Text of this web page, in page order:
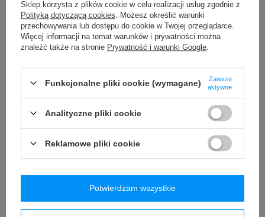
Najniższa cena produktu w
okresie 30 dni przed
wprowadzeniem obniżki:
119,99 zł -50%
PROMOCJA
SAXX DAYTRIPPER Boxer
Brief Fly z rozporkiem
Contigo Huron 2.0 470ml -
74,00 zł / szt.
Sklep korzysta z plików cookie w celu realizacji usług zgodnie z
Polityką dotyczącą cookies . Możesz określić warunki
przechowywania lub dostępu do cookie w Twojej przeglądarce.
Więcej informacji na temat warunków i prywatności można
znaleźć także na stronie Prywatność i warunki Google
Funkcjonalne pliki cookie (wymagane)
Zawsze
aktywne
Analityczne pliki cookie
Reklamowe pliki cookie
Potwierdzam wszystkie